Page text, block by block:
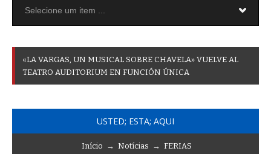
«LA VARGAS UN MUSICAL SOBRE CHAVELA» VUELVE AL
TEATRO AUDITORIUM EN FUNCIÓN ÚNICA
USTED; ESTA; AQUI
Início → Notícias → FERIAS